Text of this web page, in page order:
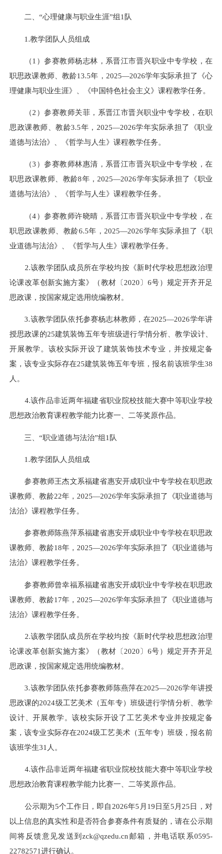
二、“心理健康与职业生涯”组1队
1.教学团队人员组成
（1）参赛教师杨志林，系晋江市晋兴职业中专学校，在
职思政课教师、教龄13.5年，2025—2026学年实际承担了《心
理健康与职业生涯》、《中国特色社会主义》课程教学任务。
（2）参赛教师关菲，系晋江市晋兴职业中专学校，在职
思政课教师、教龄3.5年，2025—2026学年实际承担了《职业
道德与法治》、《哲学与人生》课程教学任务。
（3）参赛教师林惠清，系晋江市晋兴职业中专学校，在
职思政课教师、教龄8年，2025—2026学年实际承担了《职业
道德与法治》、《哲学与人生》课程教学任务。
（4）参赛教师许晓晴，系晋江市晋兴职业中专学校，在
职思政课教师、教龄6.5年，2025—2026学年实际承担了《职
业道德与法治》、《哲学与人生》课程教学任务。
2.该教学团队成员所在学校均按《新时代学校思想政治理
论课改革创新实施方案》（教材〔2020〕6号）规定开齐开足
思政课，按国家规定选用统编教材。
3.该教学团队依托参赛杨志林教师，在2025—2026学年讲
授思政课的25建筑装饰五年专班级进行学情分析、教学设计、
开展教学。该校实际开设了建筑装饰技术专业，并按规定备
案，该专业实际存在25建筑装饰五年专班，报名前该班学生38
人。
4.该作品非近两年福建省职业院校技能大赛中等职业学校
思想政治教育课程教学能力比赛一、二等奖原作品。
三、“职业道德与法治”组1队
1.教学团队人员组成
参赛教师王杰文系福建省惠安开成职业中专学校在职思政
课教师、教龄22年，2025—2026学年实际承担了《职业道德与
法治》课程教学任务。
参赛教师陈燕萍系福建省惠安开成职业中专学校在职思政
课教师、教龄18年，2025—2026学年实际承担了《职业道德与
法治》课程教学任务。
参赛教师曾幸福系福建省惠安开成职业中专学校在职思政
课教师、教龄17年，2025—2026学年实际承担了《职业道德与
法治》课程教学任务。
2.该教学团队成员所在学校均按《新时代学校思想政治理
论课改革创新实施方案》（教材〔2020〕6号）规定开齐开足
思政课，按国家规定选用统编教材。
3.该教学团队依托参赛教师陈燕萍在2025—2026学年讲授
思政课的2024级工艺美术（五年专）班级进行学情分析、教学
设计、开展教学。该校实际开设了工艺美术专业并按规定备
案，该专业实际存在2024级工艺美术（五年专）班级，报名前
该班学生31人。
4.该作品非近两年福建省职业院校技能大赛中等职业学校
思想政治教育课程教学能力比赛一、二等奖原作品。
公示期为5个工作日，即自2026年5月19日至5月25日，对
以上信息的真实性和是否符合参赛条件有质疑的，请在公示期
间将反馈意见发送到zck@qzedu.cn邮箱，并电话联系0595-
22782571进行确认。